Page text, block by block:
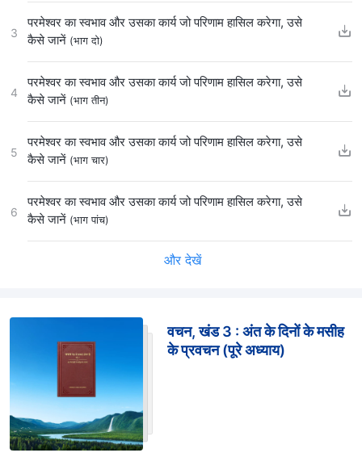
3
परमेश्वर का स्वभाव और उसका कार्य जो परिणाम हासिल करेगा, उसे
कैसे जानें (भाग दो)
4
परमेश्वर का स्वभाव और उसका कार्य जो परिणाम हासिल करेगा, उसे
कैसे जानें (भाग तीन)
5
परमेश्वर का स्वभाव और उसका कार्य जो परिणाम हासिल करेगा, उसे
कैसे जानें (भाग चार)
6
परमेश्वर का स्वभाव और उसका कार्य जो परिणाम हासिल करेगा, उसे
कैसे जानें (भाग पांच)
और देखें
वचन, खंड 3 : अंत के दिनों के मसीह
के प्रवचन (पूरे अध्याय)